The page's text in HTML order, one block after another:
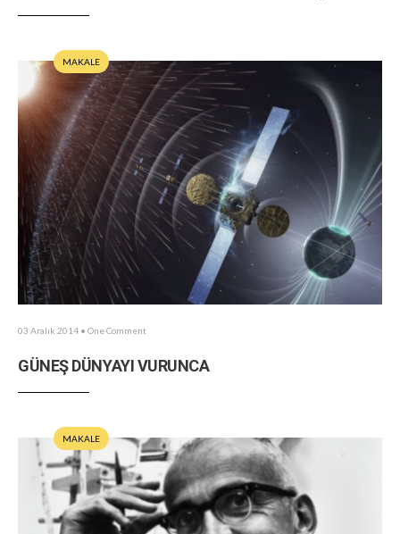
MAKALE
03 Aralık 2014 • One Comment
GÜNEŞ DÜNYAYI VURUNCA
MAKALE